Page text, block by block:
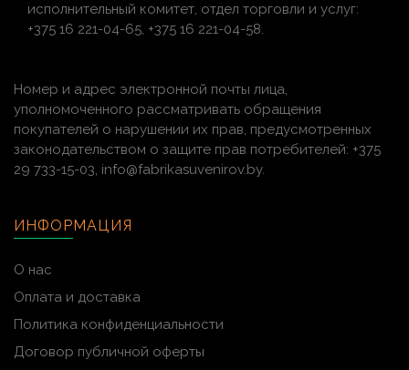
исполнительный комитет, отдел торговли и услуг:
+375 16 221-04-65, +375 16 221-04-58.
Номер и адрес электронной почты лица,
уполномоченного рассматривать обращения
покупателей о нарушении их прав, предусмотренных
законодательством о защите прав потребителей: +375
29 733-15-03, info@fabrikasuvenirov.by.
ИНФОРМАЦИЯ
О нас
Оплата и доставка
Политика конфиденциальности
Договор публичной оферты